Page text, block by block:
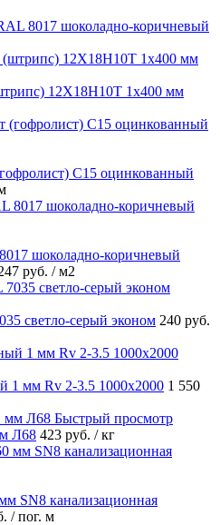
8017 шоколадно-коричневый
12Х18Н10Т 1х400 мм
С15 оцинкованный
шоколадно-коричневый
руб. / м2
светло-серый эконом 240 руб.
1 мм Rv 2-3.5 1000х2000 1 550
Быстрый просмотр
Л68 423 руб. / кг
SN8 канализационная
/ пог. м